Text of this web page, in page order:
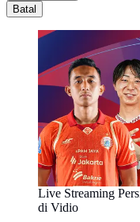
Batal
Live Streaming
di Vidio